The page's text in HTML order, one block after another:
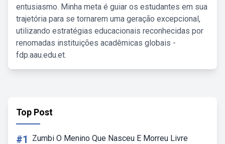
entusiasmo. Minha meta é guiar os estudantes em sua
trajetória para se tornarem uma geração excepcional,
utilizando estratégias educacionais reconhecidas por
renomadas instituições acadêmicas globais -
fdp.aau.edu.et.
Top Post
#1 Zumbi O Menino Que Nasceu E Morreu Livre